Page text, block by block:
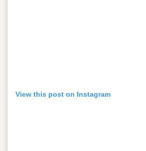
View this post on Instagram